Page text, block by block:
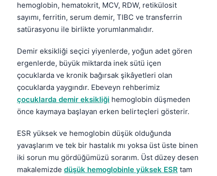
hemoglobin, hematokrit, MCV, RDW, retikülosit
sayımı, ferritin, serum demir, TIBC ve transferrin
satürasyonu ile birlikte yorumlanmalıdır.
Demir eksikliği seçici yiyenlerde, yoğun adet gören
ergenlerde, büyük miktarda inek sütü içen
çocuklarda ve kronik bağırsak şikâyetleri olan
çocuklarda yaygındır. Ebeveyn rehberimiz
çocuklarda demir eksikliği hemoglobin düşmeden
önce kaymaya başlayan erken belirteçleri gösterir.
ESR yüksek ve hemoglobin düşük olduğunda
yavaşlarım ve tek bir hastalık mı yoksa üst üste binen
iki sorun mu gördüğümüzü sorarım. Üst düzey desen
makalemizde düşük hemoglobinle yüksek ESR tam